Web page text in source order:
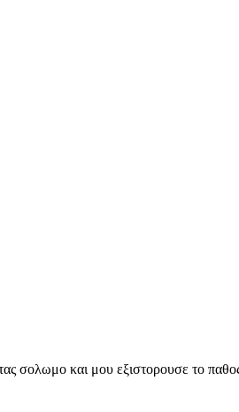
σολωμο και μου εξιστορουσε το